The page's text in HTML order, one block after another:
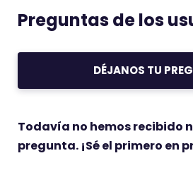
Preguntas de los
DÉJANOS TU
Todavía no hemos recibido
pregunta. ¡Sé el primero en